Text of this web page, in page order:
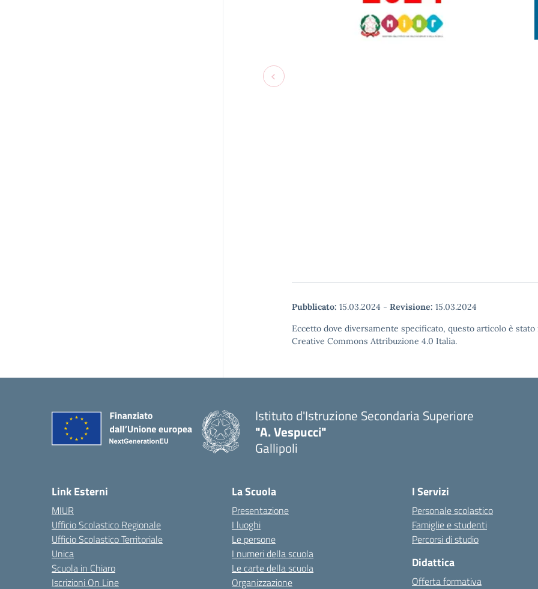
Pubblicato: 15.03.2024 - Revisione: 15.03.2024
Eccetto dove diversamente specificato, questo articolo è
Creative Commons Attribuzione 4.0 Italia.
Istituto d'Istruzione Secondaria Superiore
"A. Vespucci"
Gallipoli
Link Esterni
MIUR
Ufficio Scolastico Regionale
Ufficio Scolastico Territoriale
Unica
Scuola in Chiaro
Iscrizioni On Line
La Scuola
Presentazione
I luoghi
Le persone
I numeri della scuola
Le carte della scuola
Organizzazione
I Servizi
Personale scolastico
Famiglie e studenti
Percorsi di studio
Didattica
Offerta formativa